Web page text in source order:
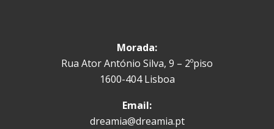
Morada:
Rua Ator António Silva, 9 – 2ºpiso
1600-404 Lisboa
Email:
dreamia@dreamia.pt